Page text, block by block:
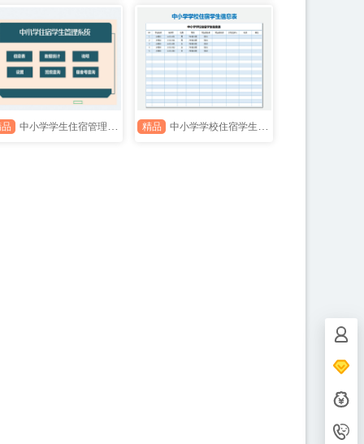
中小学学生住宿管理系统 精品 中小学学校住宿学生信息表